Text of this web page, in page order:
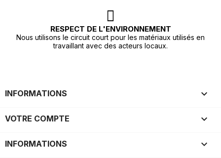
RESPECT DE L'ENVIRONNEMENT
Nous utilisons le circuit court pour les matériaux utilisés en
travaillant avec des acteurs locaux.
INFORMATIONS 
VOTRE COMPTE 
INFORMATIONS keyboard_arrow_down